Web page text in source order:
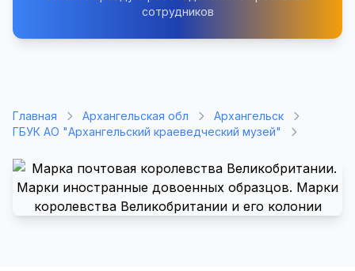
сотрудников
Главная Архангельская обл
Архангельск
ГБУК АО "Архангельский краеведческий музей"